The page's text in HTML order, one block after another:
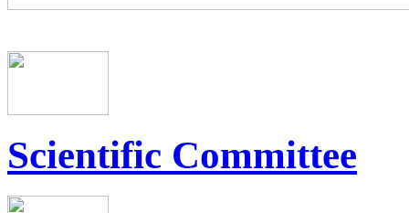
Scientific Committee